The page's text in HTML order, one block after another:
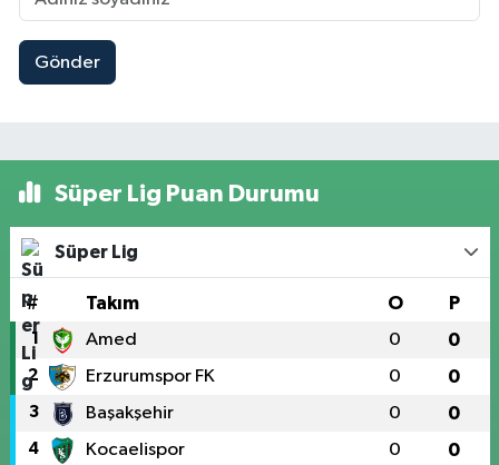
Gönder
Süper Lig Puan Durumu
Süper Lig
# Takım O P
1 Amed 0 0
2 Erzurumspor FK 0 0
3 Başakşehir 0 0
4 Kocaelispor 0 0